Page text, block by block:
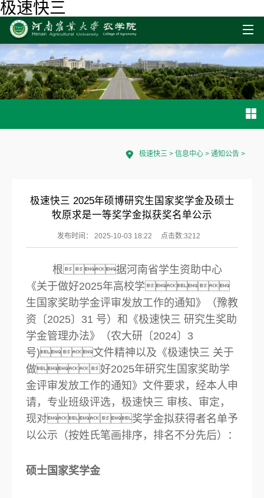
极速快三
极速快三 > 信息中心 > 通知公告 >
极速快三 2025年硕博研究生国家奖学金及硕士
牧原求是一等奖学金拟获奖名单公示
发布时间： 2025-10-03 18:22 点击数:3212
根据河南省学生资助中心
《关于做好2025年高校学
生国家奖助学金评审发放工作的通知》（豫教
资〔2025〕31 号） 和《极速快三 研究生奖助
学金管理办法》（农大研〔2024〕3
号)文件精神以及《极速快三 关于
做好2025年研究生国家奖助学
金评审发放工作的通知》文件要求， 经本人申
请，专业班级评选，极速快三 审核、审定，
现对奖学金拟获得者名单予
以公示（按姓氏笔画排序，排名不分先后）：
硕士国家奖学金